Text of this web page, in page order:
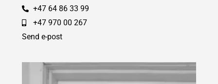
+47 64 86 33 99
+47 970 00 267
Send e-post